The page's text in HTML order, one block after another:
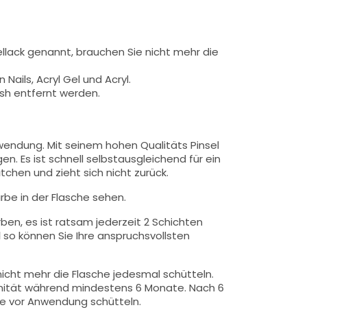
genannt, brauchen Sie nicht mehr die
Acryl Gel und Acryl.
entfernt werden.
Mit seinem hohen Qualitäts Pinsel
Es ist schnell selbstausgleichend für ein
und zieht sich nicht zurück.
in der Flasche sehen.
es ist ratsam jederzeit 2 Schichten
können Sie Ihre anspruchsvollsten
mehr die Flasche jedesmal schütteln.
während mindestens 6 Monate. Nach 6
vor Anwendung schütteln.